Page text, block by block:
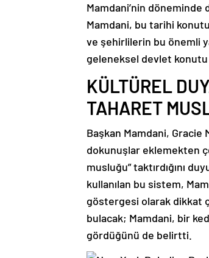
Mamdani’nin
Mamdani, bu tarihi
ve şehirlilerin bu önemli
geleneksel devlet konutu
KÜLTÜREL
TAHARET
Başkan Mamdani, Gracie
dokunuşlar eklemekten
musluğu” taktırdığını
kullanılan bu sistem,
göstergesi olarak dikkat
bulacak; Mamdani, bir
gördüğünü de belirtti.